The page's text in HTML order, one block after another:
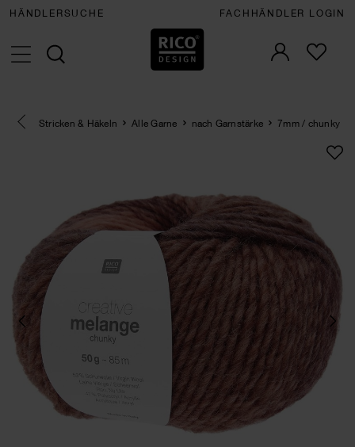
HÄNDLERSUCHE FACHHÄNDLER LOGIN
Eine Kategorie zurück navigieren
Stricken & Häkeln Alle Garne nach Garnstärke 7mm / chunky